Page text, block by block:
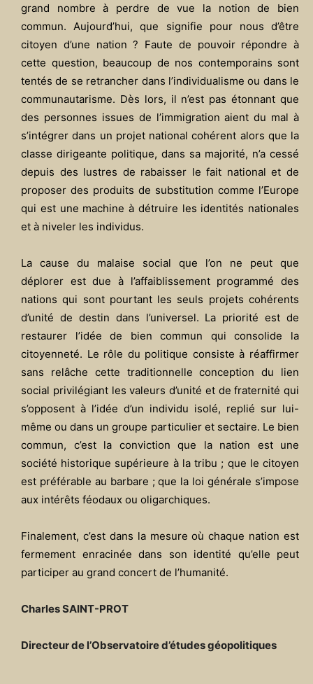
grand nombre à perdre de vue la notion de bien
commun. Aujourd’hui, que signifie pour nous d’être
citoyen d’une nation ? Faute de pouvoir répondre à
cette question, beaucoup de nos contemporains sont
tentés de se retrancher dans l’individualisme ou dans le
communautarisme. Dès lors, il n’est pas étonnant que
des personnes issues de l’immigration aient du mal à
s’intégrer dans un projet national cohérent alors que la
classe dirigeante politique, dans sa majorité, n’a cessé
depuis des lustres de rabaisser le fait national et de
proposer des produits de substitution comme l’Europe
qui est une machine à détruire les identités nationales
et à niveler les individus.
La cause du malaise social que l’on ne peut que
déplorer est due à l’affaiblissement programmé des
nations qui sont pourtant les seuls projets cohérents
d’unité de destin dans l’universel. La priorité est de
restaurer l’idée de bien commun qui consolide la
citoyenneté. Le rôle du politique consiste à réaffirmer
sans relâche cette traditionnelle conception du lien
social privilégiant les valeurs d’unité et de fraternité qui
s’opposent à l’idée d’un individu isolé, replié sur lui-
même ou dans un groupe particulier et sectaire. Le bien
commun, c’est la conviction que la nation est une
société historique supérieure à la tribu ; que le citoyen
est préférable au barbare ; que la loi générale s’impose
aux intérêts féodaux ou oligarchiques.
Finalement, c’est dans la mesure où chaque nation est
fermement enracinée dans son identité qu’elle peut
participer au grand concert de l’humanité.
Charles SAINT-PROT
Directeur de l’Observatoire d’études géopolitiques